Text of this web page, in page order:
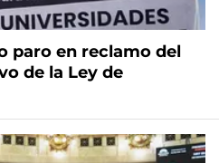
paro en reclamo del
de la Ley de